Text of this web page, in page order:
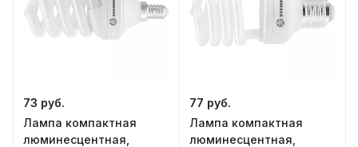
73 руб.
Лампа компактная
люминесцентная,
77 руб.
Лампа компактная
люминесцентная,